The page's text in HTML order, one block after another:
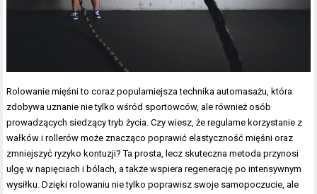
Rolowanie mięśni to coraz popularniejsza technika automasażu, która
zdobywa uznanie nie tylko wśród sportowców, ale również osób
prowadzących siedzący tryb życia. Czy wiesz, że regularne korzystanie z
wałków i rollerów może znacząco poprawić elastyczność mięśni oraz
zmniejszyć ryzyko kontuzji? Ta prosta, lecz skuteczna metoda przynosi
ulgę w napięciach i bólach, a także wspiera regenerację po intensywnym
wysiłku. Dzięki rolowaniu nie tylko poprawisz swoje samopoczucie, ale